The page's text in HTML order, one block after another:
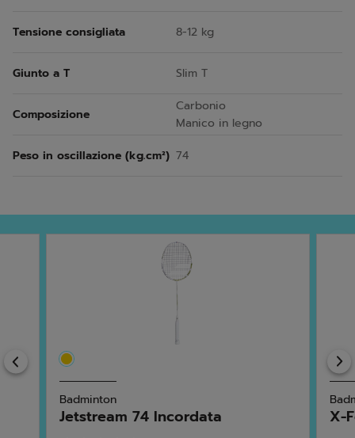
Tensione consigliata 8-12 kg
Giunto a T Slim T
Composizione
Carbonio
Manico in legno
Peso in oscillazione (kg.cm²) 74
Previous
Badminton
Jetstream 74 Incordata X-